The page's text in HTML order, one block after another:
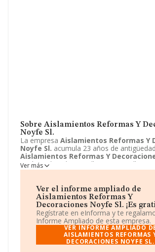
Sobre Aislamientos Reformas Y
Noyfe Sl.
La empresa Aislamientos Reformas Y
Noyfe Sl. acumula 23 años de
Aislamientos Reformas Y
está emplazada en Calle Maria Sevilla
Madrid. Centra su actividad CNAE como
Aislamientos Reformas Y
es Sociedad limitada. Sus ventas
Menor de 300 mil €.
Ver más
Ver el informe ampliado de
Aislamientos Reformas Y
Decoraciones Noyfe Sl. ¡Es
Regístrate en eInforma y te
Informe Ampliado de esta empresa.
VER INFORME AMPLIADO
AISLAMIENTOS REFORMAS
DECORACIONES NOYFE SL.